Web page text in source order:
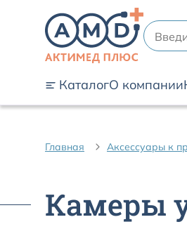
КаталогО компании
Главная Аксессуары к
Камеры